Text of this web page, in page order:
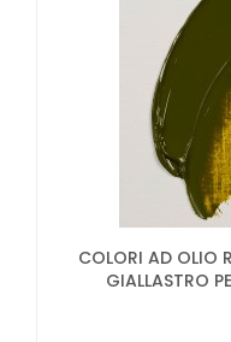
COLORI AD OLIO
GIALLASTRO